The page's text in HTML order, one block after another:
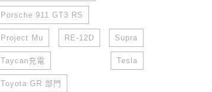
Porsche 911 GT3 RS
Project Mu RE-12D Supra
Taycan充電 Tesla
Toyota GR 部門